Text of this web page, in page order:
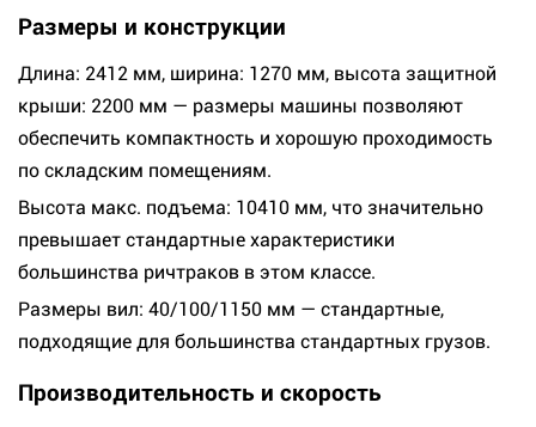
Размеры и конструкции
Длина: 2412 мм, ширина: 1270 мм, высота защитной
крыши: 2200 мм — размеры машины позволяют
обеспечить компактность и хорошую проходимость
по складским помещениям.
Высота макс. подъема: 10410 мм, что значительно
превышает стандартные характеристики
большинства ричтраков в этом классе.
Размеры вил: 40/100/1150 мм — стандартные,
подходящие для большинства стандартных грузов.
Производительность и скорость